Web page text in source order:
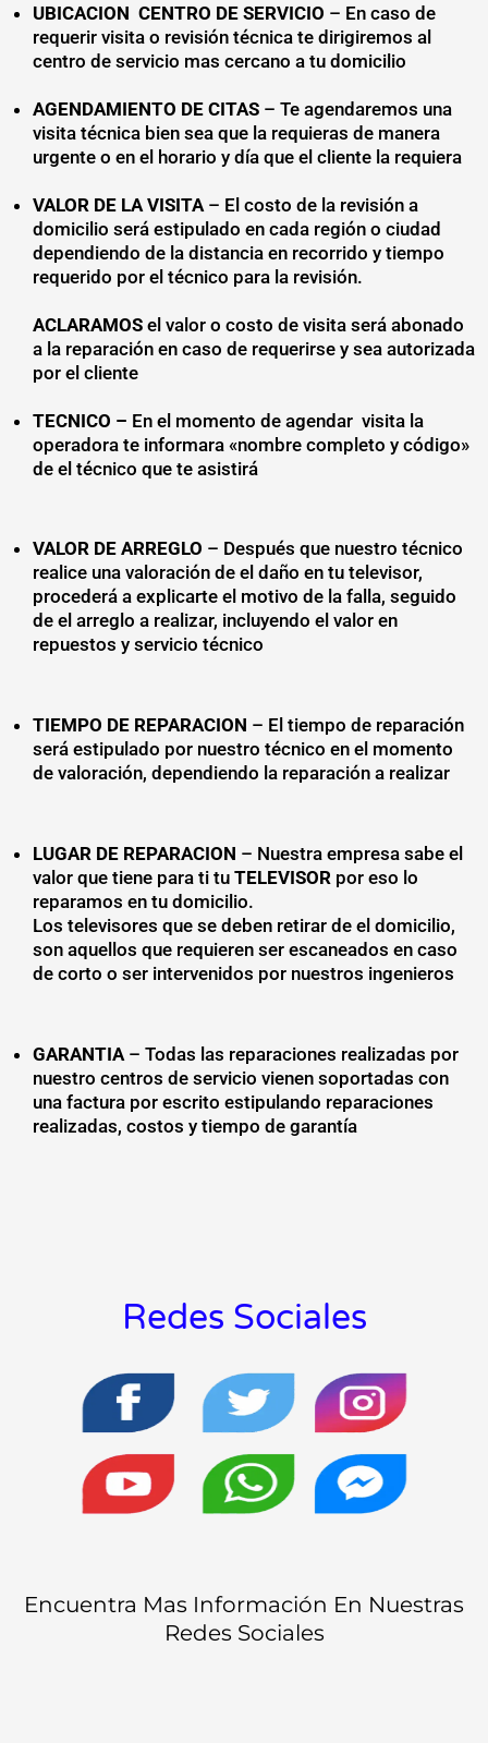
UBICACION CENTRO DE SERVICIO – En caso de
requerir visita o revisión técnica te dirigiremos al
centro de servicio mas cercano a tu domicilio
AGENDAMIENTO DE CITAS – Te agendaremos una
visita técnica bien sea que la requieras de manera
urgente o en el horario y día que el cliente la requiera
VALOR DE LA VISITA – El costo de la revisión a
domicilio será estipulado en cada región o ciudad
dependiendo de la distancia en recorrido y tiempo
requerido por el técnico para la revisión.
ACLARAMOS el valor o costo de visita será abonado
a la reparación en caso de requerirse y sea autorizada
por el cliente
TECNICO – En el momento de agendar visita la
operadora te informara «nombre completo y código»
de el técnico que te asistirá
VALOR DE ARREGLO – Después que nuestro técnico
realice una valoración de el daño en tu televisor,
procederá a explicarte el motivo de la falla, seguido
de el arreglo a realizar, incluyendo el valor en
repuestos y servicio técnico
TIEMPO DE REPARACION – El tiempo de reparación
será estipulado por nuestro técnico en el momento
de valoración, dependiendo la reparación a realizar
LUGAR DE REPARACION – Nuestra empresa sabe el
valor que tiene para ti tu TELEVISOR por eso lo
reparamos en tu domicilio.
Los televisores que se deben retirar de el domicilio,
son aquellos que requieren ser escaneados en caso
de corto o ser intervenidos por nuestros ingenieros
GARANTIA – Todas las reparaciones realizadas por
nuestro centros de servicio vienen soportadas con
una factura por escrito estipulando reparaciones
realizadas, costos y tiempo de garantía
Redes Sociales
Encuentra Mas Información En Nuestras
Redes Sociales